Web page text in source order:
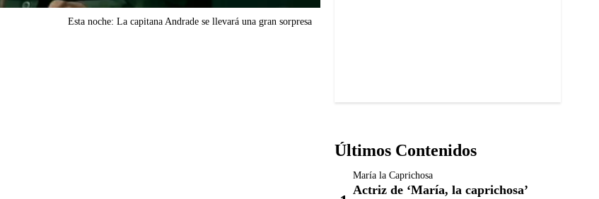
Esta noche: La capitana Andrade se llevará una gran sorpresa
Últimos Contenidos
María la Caprichosa
Actriz de ‘María, la caprichosa’